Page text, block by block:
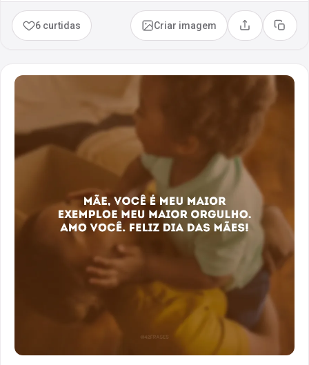
6 curtidas Criar imagem Compartilhar
Copiar